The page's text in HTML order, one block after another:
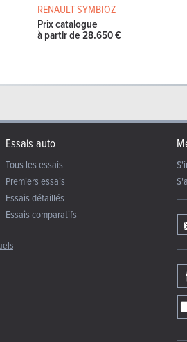
RENAULT SYMBIOZ
Prix catalogue
à partir de 28.650 €
Essais auto
Tous les essais
Premiers essais
Essais détaillés
Essais comparatifs